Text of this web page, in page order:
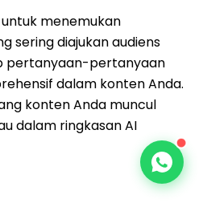
menemukan
sering diajukan audiens
pertanyaan-pertanyaan
dalam konten Anda.
konten Anda muncul
dalam ringkasan AI